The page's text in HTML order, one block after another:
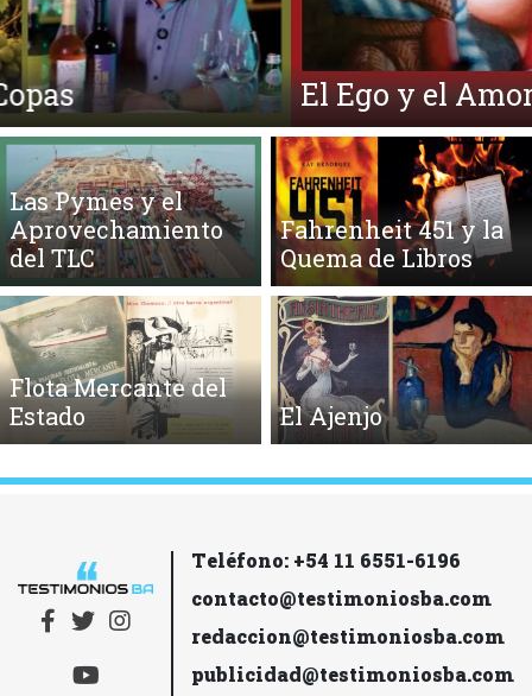
El Ego y el Amor Extendidos
Las Pymes y el
Aprovechamiento
del TLC
Fahrenheit 451 y la
Quema de Libros
Flota Mercante del
Estado
El Ajenjo
Teléfono: +54 11 6551-6196
contacto@testimoniosba.com
redaccion@testimoniosba.com
publicidad@testimoniosba.com